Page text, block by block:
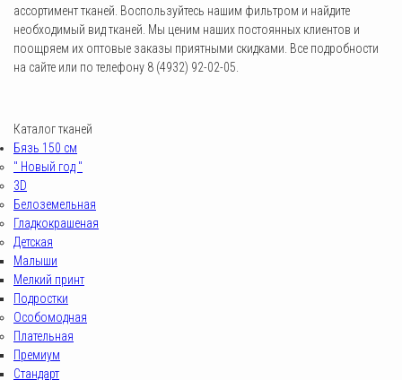
ассортимент тканей. Воспользуйтесь нашим фильтром и найдите
необходимый вид тканей. Мы ценим наших постоянных клиентов и
поощряем их оптовые заказы приятными скидками. Все подробности
на сайте или по телефону 8 (4932) 92-02-05.
Каталог тканей
Бязь 150 см
" Новый год "
3D
Белоземельная
Гладкокрашеная
Детская
Малыши
Мелкий принт
Подростки
Особомодная
Плательная
Премиум
Стандарт